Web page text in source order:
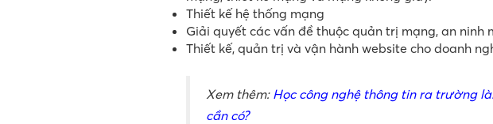
Thiết kế hệ thống mạng
Giải quyết các vấn đề thuộc quản trị mạng, an
Thiết kế, quản trị và vận hành website cho doanh
Xem thêm:Học công nghệ thông tin ra trường
cần có?